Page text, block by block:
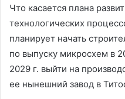
Что касается плана
технологических
планирует начать
по выпуску микросхем в
2029 г. выйти на
ее нынешний завод в